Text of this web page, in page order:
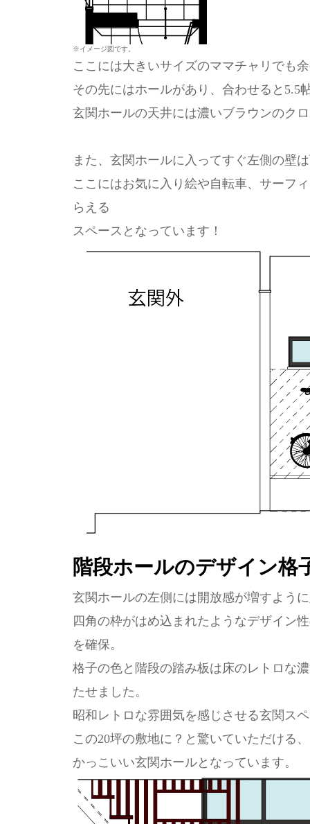
※イメージ図です。
ここには大きいサイズのママチャリでも
その先にはホールがあり、合わせると5.5
玄関ホールの天井には濃いブラウンのク
また、玄関ホールに入ってすぐ左側の壁
ここにはお気に入り絵や自転車、サーフ
らえる
スペースとなっています！
階段ホールのデザイン格
玄関ホールの左側には開放感が増すよう
四角の枠がはめ込まれたようなデザイン
を確保。
格子の色と階段の踏み板は床のレトロな
たせました。
昭和レトロな雰囲気を感じさせる玄関ス
この20坪の敷地に？と驚いていただける
かっこいい玄関ホールとなっています。